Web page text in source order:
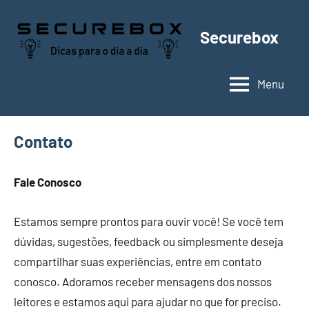
para
Securebox
Menu
Contato
Fale Conosco
Estamos sempre prontos para ouvir você! Se você tem
dúvidas, sugestões, feedback ou simplesmente deseja
compartilhar suas experiências, entre em contato
conosco. Adoramos receber mensagens dos nossos
leitores e estamos aqui para ajudar no que for preciso.